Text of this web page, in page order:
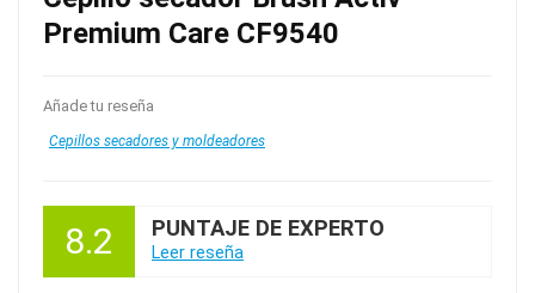
Premium Care CF9540
Añade tu reseña
Cepillos secadores y moldeadores
8.2 PUNTAJE DE EXPERTO
Leer reseña